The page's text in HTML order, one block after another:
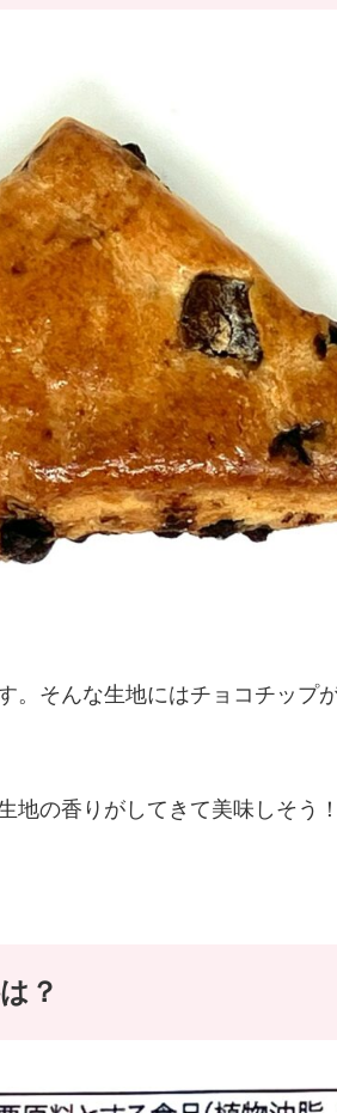
。そんな生地にはチョコチップ
地の香りがしてきて美味しそう！
？